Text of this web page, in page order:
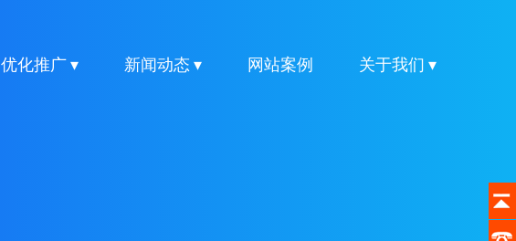
优化推广 ▾ 新闻动态 ▾ 网站案例 关于我们 ▾